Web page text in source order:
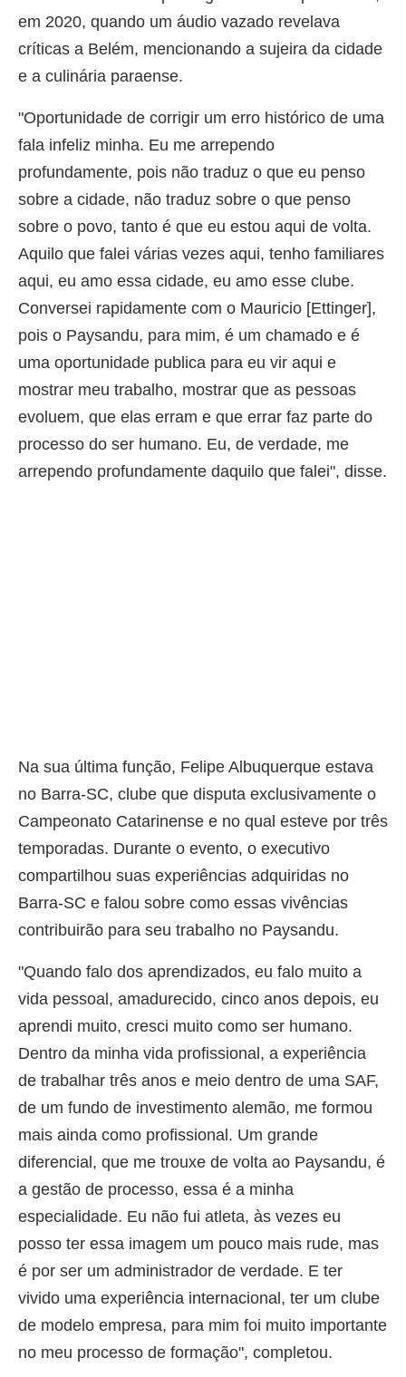
em 2020, quando um áudio vazado revelava
críticas a Belém, mencionando a sujeira da cidade
e a culinária paraense.
"Oportunidade de corrigir um erro histórico de uma
fala infeliz minha. Eu me arrependo
profundamente, pois não traduz o que eu penso
sobre a cidade, não traduz sobre o que penso
sobre o povo, tanto é que eu estou aqui de volta.
Aquilo que falei várias vezes aqui, tenho familiares
aqui, eu amo essa cidade, eu amo esse clube.
Conversei rapidamente com o Mauricio [Ettinger],
pois o Paysandu, para mim, é um chamado e é
uma oportunidade publica para eu vir aqui e
mostrar meu trabalho, mostrar que as pessoas
evoluem, que elas erram e que errar faz parte do
processo do ser humano. Eu, de verdade, me
arrependo profundamente daquilo que falei", disse.
Na sua última função, Felipe Albuquerque estava
no Barra-SC, clube que disputa exclusivamente o
Campeonato Catarinense e no qual esteve por três
temporadas. Durante o evento, o executivo
compartilhou suas experiências adquiridas no
Barra-SC e falou sobre como essas vivências
contribuirão para seu trabalho no Paysandu.
"Quando falo dos aprendizados, eu falo muito a
vida pessoal, amadurecido, cinco anos depois, eu
aprendi muito, cresci muito como ser humano.
Dentro da minha vida profissional, a experiência
de trabalhar três anos e meio dentro de uma SAF,
de um fundo de investimento alemão, me formou
mais ainda como profissional. Um grande
diferencial, que me trouxe de volta ao Paysandu, é
a gestão de processo, essa é a minha
especialidade. Eu não fui atleta, às vezes eu
posso ter essa imagem um pouco mais rude, mas
é por ser um administrador de verdade. E ter
vivido uma experiência internacional, ter um clube
de modelo empresa, para mim foi muito importante
no meu processo de formação", completou.